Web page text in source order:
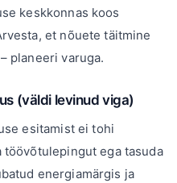
keskkonnas koos
et nõuete täitmine
planeeri varuga.
(väldi levinud viga)
esitamist ei tohi
töövõtulepingut ega tasuda
energiamärgis ja